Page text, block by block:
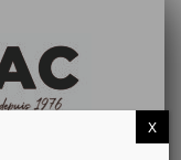
X